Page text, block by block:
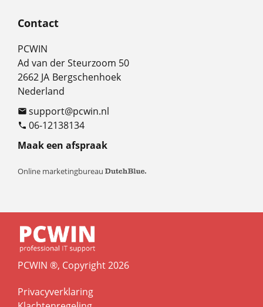
Contact
PCWIN
Ad van der Steurzoom 50
2662 JA Bergschenhoek
Nederland
 support@pcwin.nl
 06-12138134
Maak een afspraak
Online marketingbureau
PCWIN ®, Copyright 2026
Privacyverklaring